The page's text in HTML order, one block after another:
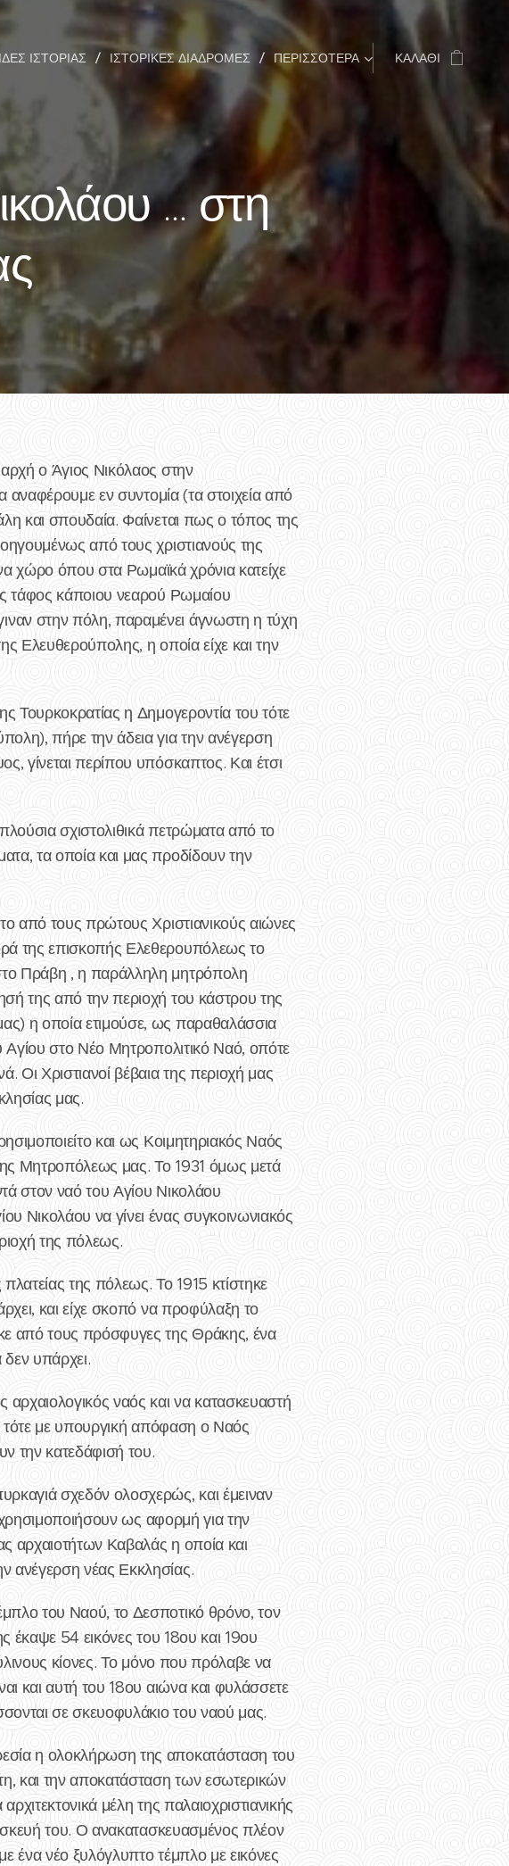
ΙΣΤΟΡΊΑΣ ΙΣΤΟΡΙΚΈΣ ΔΙΑΔΡΟΜΈΣ ΠΕΡΙΣΣΌΤΕΡΑ ΚΑΛΆΘΙ
… στη
ο Άγιος Νικόλαος στην
αναφέρουμε εν συντομία (τα στοιχεία από
και σπουδαία. Φαίνεται πως ο τόπος της
από τους χριστιανούς της
χώρο όπου στα Ρωμαϊκά χρόνια κατείχε
τάφος κάποιου νεαρού Ρωμαίου
στην πόλη, παραμένει άγνωστη η τύχη
Ελευθερούπολης, η οποία είχε και την
Τουρκοκρατίας η Δημογεροντία του τότε
πήρε την άδεια για την ανέγερση
γίνεται περίπου υπόσκαπτος. Και έτσι
σχιστολιθικά πετρώματα από το
τα οποία και μας προδίδουν την
από τους πρώτους Χριστιανικούς αιώνες
της επισκοπής Ελεθερουπόλεως το
Πράβη , η παράλληλη μητρόπολη
της από την περιοχή του κάστρου της
η οποία ετιμούσε, ως παραθαλάσσια
Αγίου στο Νέο Μητροπολιτικό Ναό, οπότε
Οι Χριστιανοί βέβαια της περιοχή μας
μας.
και ως Κοιμητηριακός Ναός
Μητροπόλεως μας. Το 1931 όμως μετά
στον ναό του Αγίου Νικολάου
Νικολάου να γίνει ένας συγκοινωνιακός
της πόλεως.
της πόλεως. Το 1915 κτίστηκε
και είχε σκοπό να προφύλαξη το
από τους πρόσφυγες της Θράκης, ένα
υπάρχει.
ναός και να κατασκευαστή
τότε με υπουργική απόφαση ο Ναός
την κατεδάφισή του.
σχεδόν ολοσχερώς, και έμειναν
χρησιμοποιήσουν ως αφορμή για την
αρχαιοτήτων Καβαλάς η οποία και
ανέγερση νέας Εκκλησίας.
του Ναού, το Δεσποτικό θρόνο, τον
έκαψε 54 εικόνες του 18ου και 19ου
κίονες. Το μόνο που πρόλαβε να
και αυτή του 18ου αιώνα και φυλάσσετε
σε σκευοφυλάκιο του ναού μας.
η ολοκλήρωση της αποκατάσταση του
και την αποκατάσταση των εσωτερικών
μέλη της παλαιοχριστιανικής
του. Ο ανακατασκευασμένος πλέον
ένα νέο ξυλόγλυπτο τέμπλο με εικόνες